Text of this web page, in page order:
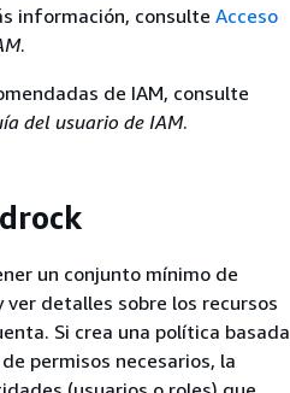
información, consulte Acceso
.
de IAM, consulte
del usuario de IAM.
un conjunto mínimo de
detalles sobre los recursos
Si crea una política basada
permisos necesarios, la